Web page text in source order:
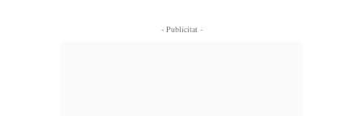
- Publicitat -